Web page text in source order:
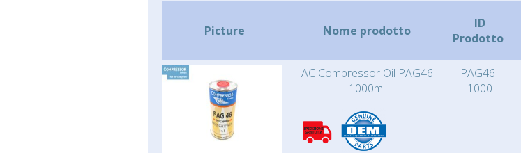
Picture Nome prodotto
ID
Prodotto
AC Compressor Oil PAG46
1000ml
PAG46-
1000